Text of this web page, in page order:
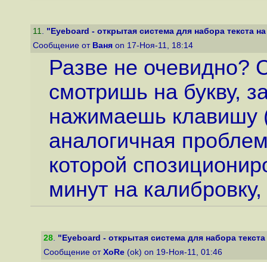
11. "Eyeboard - открытая система для набора текста
Сообщение от Ваня on 17-Ноя-11, 18:14
Разве не очевидно?
смотришь на букву,
нажимаешь клавишу
аналогичная
которой
минут на
28. "Eyeboard - открытая система для набора
Сообщение от XoRe (ok) on 19-Ноя-11, 01:46